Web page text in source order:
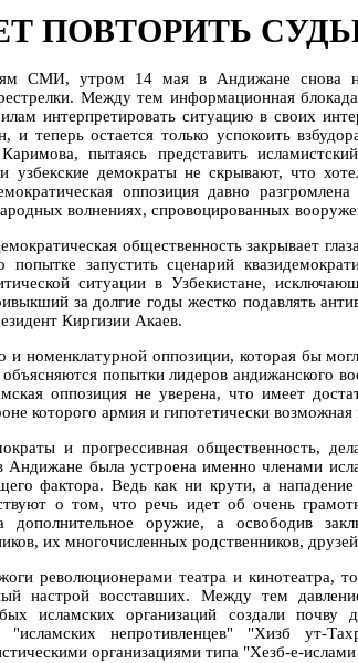
ПОВТОРИТЬ
СМИ, утром 14 мая в Андижане снова
Между тем информационная
интерпретировать ситуацию в своих
и теперь остается только успокоить
пытаясь представить
узбекские демократы не скрывают, что
оппозиция давно
волнениях, спровоцированных
общественность закрывает
попытке запустить сценарий
ситуации в Узбекистане,
за долгие годы жестко подавлять
Киргизии Акаев.
номенклатурной оппозиции, которая бы
попытки лидеров андижанского
оппозиция не уверена, что имеет
которого армия и гипотетически
и прогрессивная общественность,
была устроена именно членами
фактора. Ведь как ни крути, а
о том, что речь идет об очень
дополнительное оружие, а освободив
их многочисленных родственников,
революционерами театра и кинотеатра,
настрой восставших. Между тем
исламских организаций создали почву
"исламских непротивленцев" "Хизб ут-
организациями типа "Хезб-е-ислами